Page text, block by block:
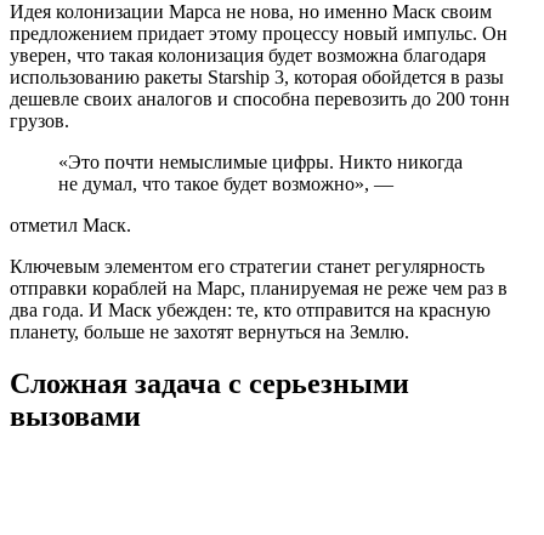
Идея колонизации Марса не нова, но именно Маск своим
предложением придает этому процессу новый импульс. Он
уверен, что такая колонизация будет возможна благодаря
использованию ракеты Starship 3, которая обойдется в разы
дешевле своих аналогов и способна перевозить до 200 тонн
грузов.
«Это почти немыслимые цифры. Никто никогда
не думал, что такое будет возможно», —
отметил Маск.
Ключевым элементом его стратегии станет регулярность
отправки кораблей на Марс, планируемая не реже чем раз в
два года. И Маск убежден: те, кто отправится на красную
планету, больше не захотят вернуться на Землю.
Сложная задача с серьезными
вызовами